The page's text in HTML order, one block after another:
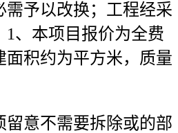
需予以改换；工程经采
1、本项目报价为全费
面积约为平方米，质量
意不需要拆除或的部